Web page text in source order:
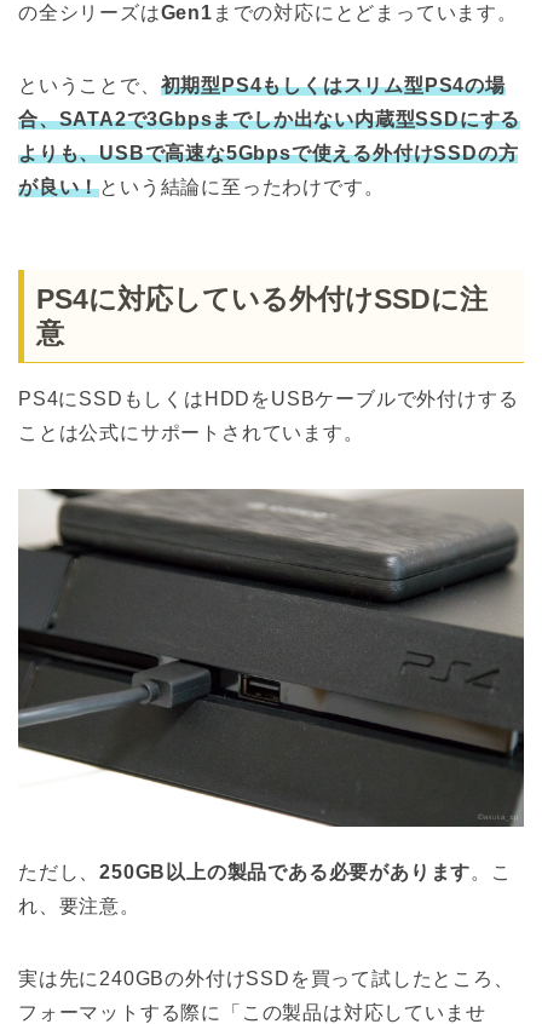
の全シリーズはGen1 までの対応にとどまっています。
ということで、 初期型PS4もしくはスリム型PS4の場
合、SATA2で3Gbpsまでしか出ない内蔵型SSDにする
よりも、USBで高速な5Gbpsで使える外付けSSDの方
が良い！という結論に至ったわけです。
PS4に対応している外付けSSDに注
意
PS4にSSDもしくはHDDをUSBケーブルで外付けする
ことは公式にサポートされています。
ただし、250GB以上の製品である必要があります。こ
れ、要注意。
実は先に240GBの外付けSSDを買って試したところ、
フォーマットする際に「この製品は対応していませ